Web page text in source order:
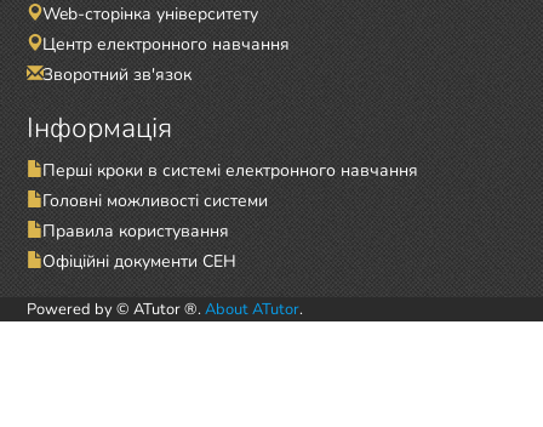
Web-сторінка університету
Центр електронного навчання
Зворотний зв'язок
Інформація
Перші кроки в системі електронного навчання
Головні можливості системи
Правила користування
Офіційні документи СЕН
Powered by © ATutor ®. About ATutor.